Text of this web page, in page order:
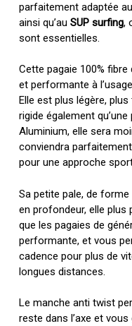
parfaitement adaptée au
ainsi qu’au SUP surfing,
sont essentielles.
Cette pagaie 100%
et performante à
Elle est plus légère,
rigide également
Aluminium, elle sera
conviendra
pour une approche
Sa petite pale, de forme
en profondeur, elle plus
que les pagaies de
performante, et vous
cadence pour plus de
longues distances.
Le manche anti twist
reste dans l’axe et